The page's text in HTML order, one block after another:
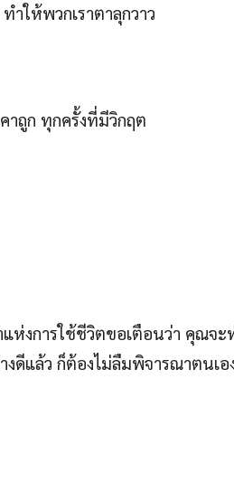
ให้พวกเราตาลุกวาว
ถูก ทุกครั้งที่มีวิกฤต
ห่งการใช้ชีวิตขอเตือนว่า คุณจะ
ดีแล้ว ก็ต้องไม่ลืมพิจารณาตนเอ